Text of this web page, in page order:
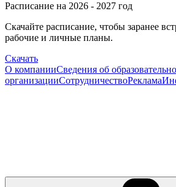
Расписание на 2026 - 2027 год
Скачайте расписание, чтобы заранее
рабочие и личные планы.
Скачать
О компанииСведения об
организацииСотрудничествоРеклама